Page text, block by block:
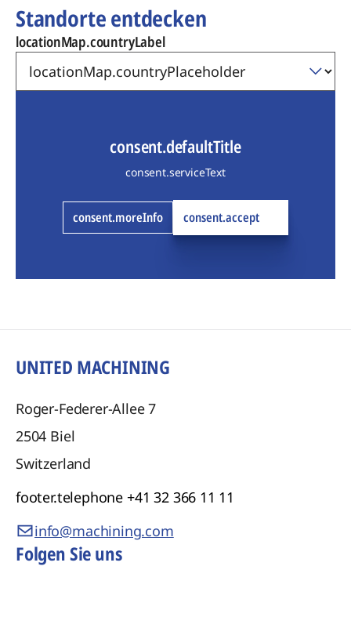
Standorte entdecken
locationMap.countryLabel
consent.defaultTitle
consent.serviceText
consent.moreInfo consent.accept
UNITED MACHINING
Roger-Federer-Allee 7
2504 Biel
Switzerland
footer.telephone +41 32 366 11 11
info@machining.com
Folgen Sie uns